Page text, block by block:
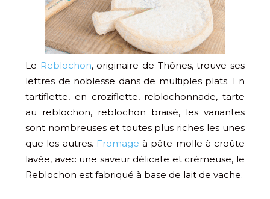
Le Reblochon, originaire de Thônes, trouve ses
lettres de noblesse dans de multiples plats. En
tartiflette, en croziflette, reblochonnade, tarte
au reblochon, reblochon braisé, les variantes
sont nombreuses et toutes plus riches les unes
que les autres. Fromage à pâte molle à croûte
lavée, avec une saveur délicate et crémeuse, le
Reblochon est fabriqué à base de lait de vache.